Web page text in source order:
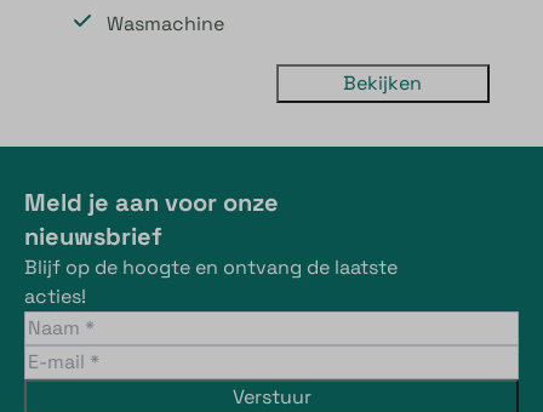
Wasmachine
Bekijken
Meld je aan voor onze
nieuwsbrief
Blijf op de hoogte en ontvang de laatste
acties!
Verstuur